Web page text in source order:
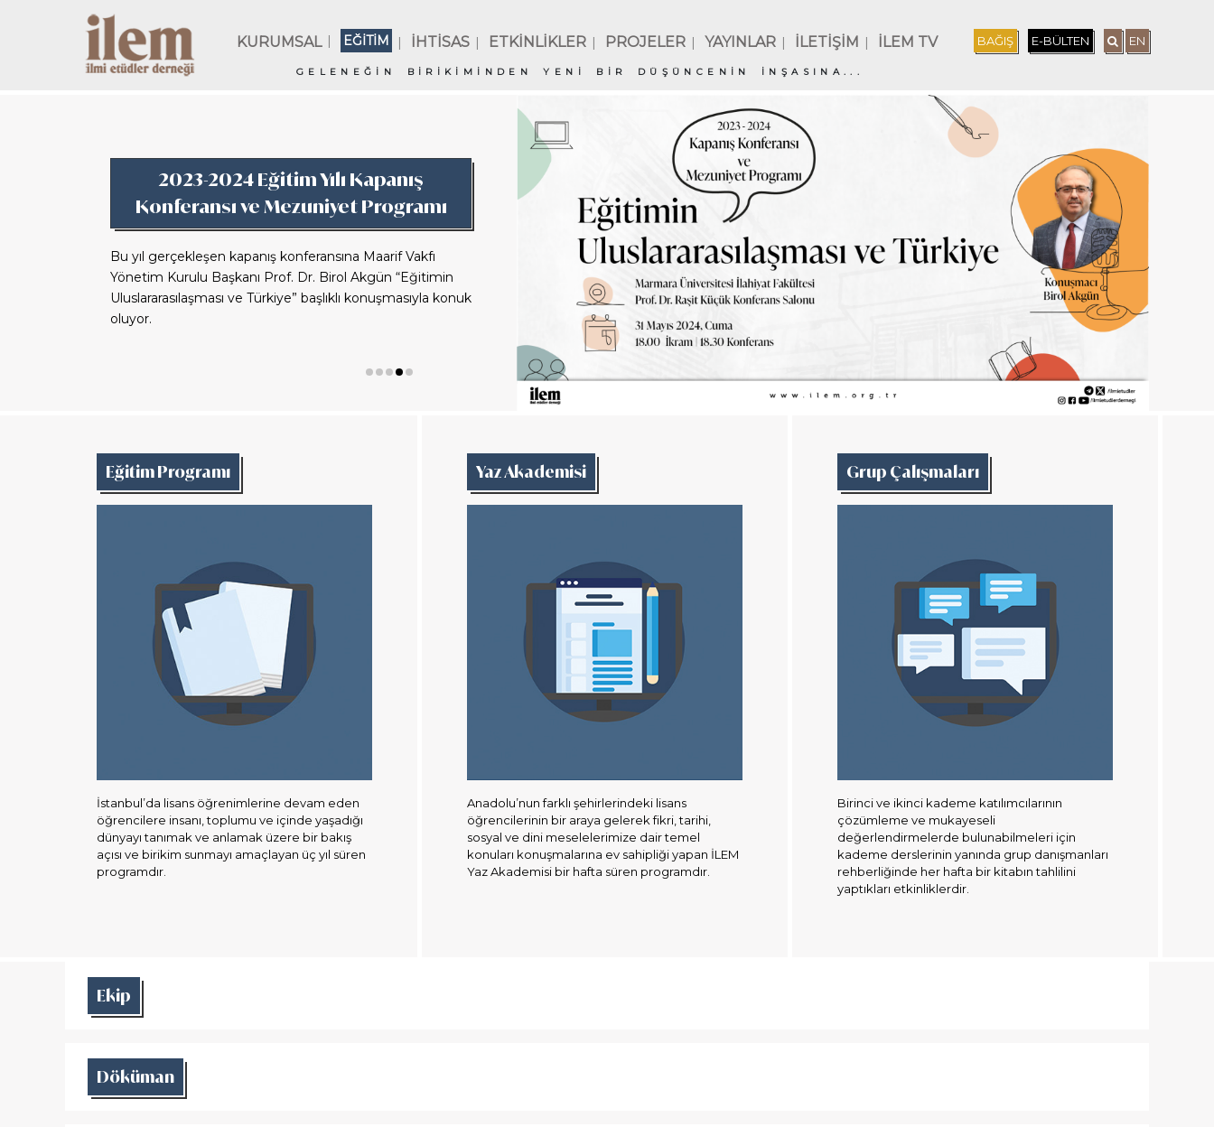
KURUMSAL | EĞİTİM | İHTİSAS | ETKİNLİKLER | PROJELER | YAYINLAR | İLETİŞİM | İLEM TV
GELENEĞİN BİRİKİMİNDEN YENİ BİR DÜŞÜNCENİN İNŞASINA...
BAĞIŞ E-BÜLTEN EN
2023-2024 Eğitim Yılı Kapanış
Konferansı ve Mezuniyet Programı
Bu yıl gerçekleşen kapanış konferansına Maarif Vakfı
Yönetim Kurulu Başkanı Prof. Dr. Birol Akgün “Eğitimin
Uluslararasılaşması ve Türkiye” başlıklı konuşmasıyla konuk
oluyor.
Eğitim Programı
İstanbul’da lisans öğrenimlerine devam eden
öğrencilere insanı, toplumu ve içinde yaşadığı
dünyayı tanımak ve anlamak üzere bir bakış
açısı ve birikim sunmayı amaçlayan üç yıl süren
programdır.
Yaz Akademisi
Anadolu’nun farklı şehirlerindeki lisans
öğrencilerinin bir araya gelerek fikri, tarihi,
sosyal ve dini meselelerimize dair temel
konuları konuşmalarına ev sahipliği yapan İLEM
Yaz Akademisi bir hafta süren programdır.
Grup Çalışmaları
Birinci ve ikinci kademe katılımcılarının
çözümleme ve mukayeseli
değerlendirmelerde bulunabilmeleri için
kademe derslerinin yanında grup danışmanları
rehberliğinde her hafta bir kitabın tahlilini
yaptıkları etkinliklerdir.
Ekip
Döküman